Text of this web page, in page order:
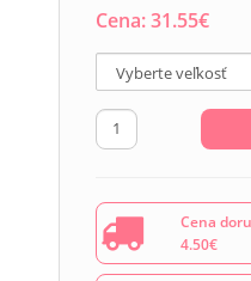
Cena:31.55€
Cena
4.50€